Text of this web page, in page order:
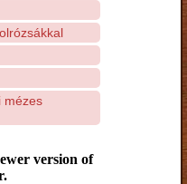
mézes
version of